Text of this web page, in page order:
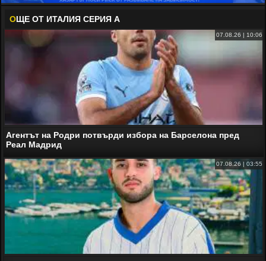
ОЩЕ ОТ ИТАЛИЯ СЕРИЯ А
07.08.26 | 10:06
Агентът на Родри потвърди избора на Барселона пред
Реал Мадрид
07.08.26 | 03:55